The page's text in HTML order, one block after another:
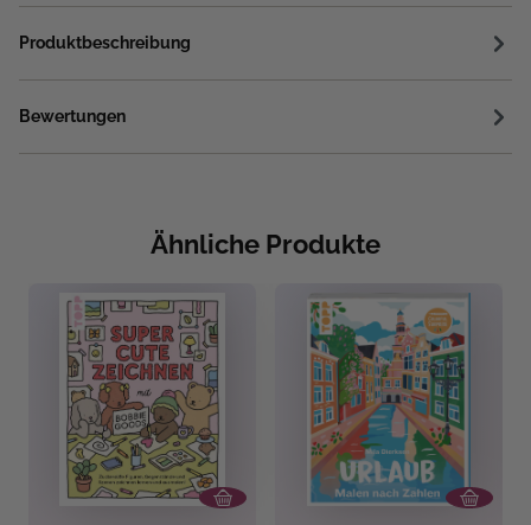
Produktbeschreibung
Bewertungen
Ähnliche Produkte